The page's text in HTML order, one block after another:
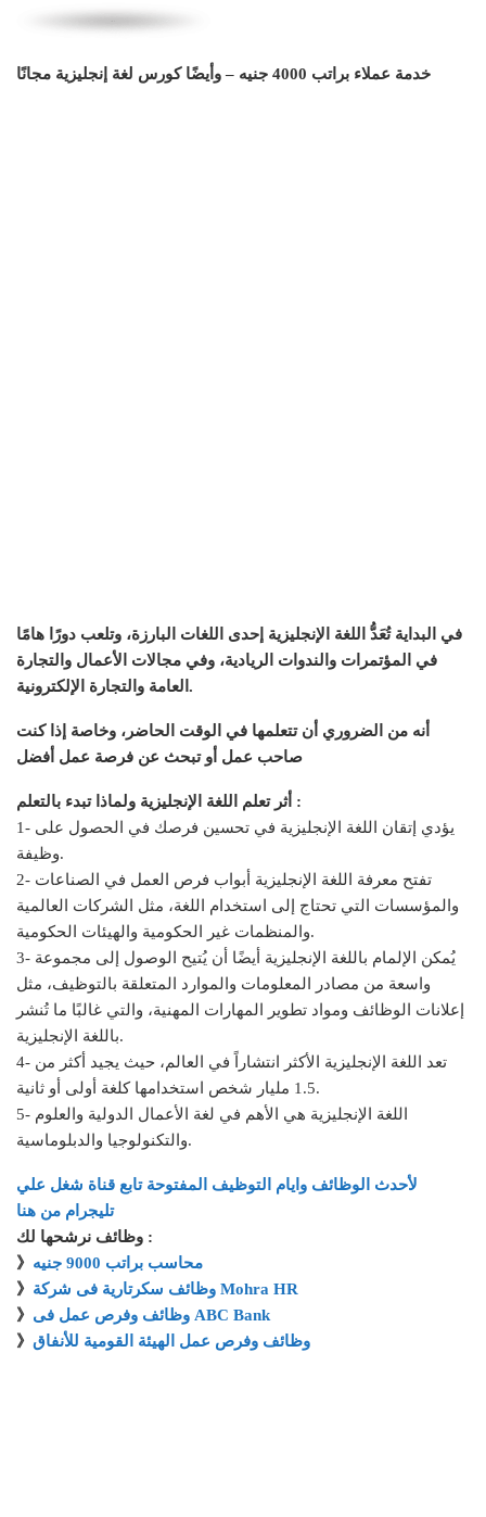
خدمة عملاء براتب 4000 جنيه – وأيضًا كورس لغة إنجليزية مجانًا
في البداية تُعَدُّ اللغة الإنجليزية إحدى اللغات البارزة، وتلعب دورًا هامًا
في المؤتمرات والندوات الريادية، وفي مجالات الأعمال والتجارة
العامة والتجارة الإلكترونية.
أنه من الضروري أن تتعلمها في الوقت الحاضر، وخاصة إذا كنت
صاحب عمل أو تبحث عن فرصة عمل أفضل
أثر تعلم اللغة الإنجليزية ولماذا تبدء بالتعلم :
1- يؤدي إتقان اللغة الإنجليزية في تحسين فرصك في الحصول على
وظيفة.
2- تفتح معرفة اللغة الإنجليزية أبواب فرص العمل في الصناعات
والمؤسسات التي تحتاج إلى استخدام اللغة، مثل الشركات العالمية
والمنظمات غير الحكومية والهيئات الحكومية.
3- يُمكن الإلمام باللغة الإنجليزية أيضًا أن يُتيح الوصول إلى مجموعة
واسعة من مصادر المعلومات والموارد المتعلقة بالتوظيف، مثل
إعلانات الوظائف ومواد تطوير المهارات المهنية، والتي غالبًا ما تُنشر
باللغة الإنجليزية.
4- تعد اللغة الإنجليزية الأكثر انتشاراً في العالم، حيث يجيد أكثر من
1.5 مليار شخص استخدامها كلغة أولى أو ثانية.
5- اللغة الإنجليزية هي الأهم في لغة الأعمال الدولية والعلوم
والتكنولوجيا والدبلوماسية.
لأحدث الوظائف وايام التوظيف المفتوحة تابع قناة شغل علي
تليجرام من هنا
وظائف نرشحها لك :
》
محاسب براتب 9000 جنيه
》
وظائف سكرتارية فى شركة Mohra HR
》
وظائف وفرص عمل فى ABC Bank
》 وظائف وفرص عمل الهيئة القومية للأنفاق